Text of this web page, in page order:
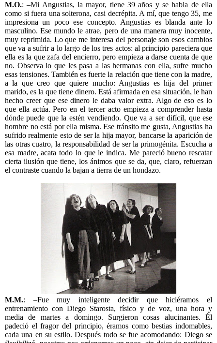
M.O.: –Mi Angustias, la mayor, tiene 39 años y se habla de ella
como si fuera una solterona, casi decrépita. A mí, que tengo 35, me
impresiona un poco ese concepto. Angustias es blanda ante lo
masculino. Ese mundo le atrae, pero de una manera muy inocente,
muy reprimida. Lo que me interesa del personaje son esos cambios
que va a sufrir a lo largo de los tres actos: al principio pareciera que
ella es la que zafa del encierro, pero empieza a darse cuenta de que
no. Observa lo que les pasa a las hermanas con ella, sufre mucho
esas tensiones. También es fuerte la relación que tiene con la madre,
a la que creo que quiere mucho: Angustias es hija del primer
marido, es la que tiene dinero. Está afirmada en esa situación, le han
hecho creer que ese dinero le daba valor extra. Algo de eso es lo
que ella actúa. Pero en el tercer acto empieza a comprender hasta
dónde puede que la estén vendiendo. Que va a ser difícil, que ese
hombre no está por ella misma. Ese tránsito me gusta, Angustias ha
sufrido realmente esto de ser la hija mayor, bancarse la aparición de
las otras cuatro, la responsabilidad de ser la primogénita. Escucha a
esa madre, acata todo lo que le indica. Me pareció bueno rescatar
cierta ilusión que tiene, los ánimos que se da, que, claro, refuerzan
el contraste cuando la bajan a tierra de un hondazo.
M.M.: –Fue muy inteligente decidir que hiciéramos el
entrenamiento con Diego Starosta, físico y de voz, una hora y
media de martes a domingo. Surgieron cosas alucinantes. Él
padeció el fragor del principio, éramos como bestias indomables,
cada una en su estilo. Después todo se fue acomodando: Diego se